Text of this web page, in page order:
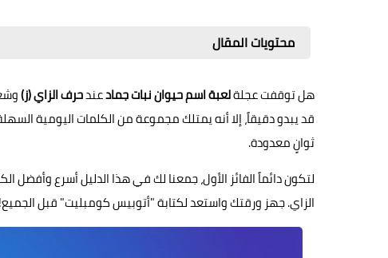
محتويات المقال
هل توقفت عجلةلعبة اسم حيوان نبات جمادعندحرف الزاي (ز)
قد يبدو دقيقاً، إلا أنه يمتلك مجموعة من الكلمات اليومية
ثوانٍ معدودة.
لتكون دائماً الفائز الأول، جمعنا لك في هذا الدليل أسرع وأفضل
الزاي. جهز ورقتك واستعد لكتابة "أتوبيس كومبليت" قبل الجميع!